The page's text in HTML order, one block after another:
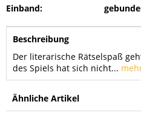
Einband:
Beschreibung
Der literarische Rätselspaß
des Spiels hat sich nicht...
Ähnliche Artikel